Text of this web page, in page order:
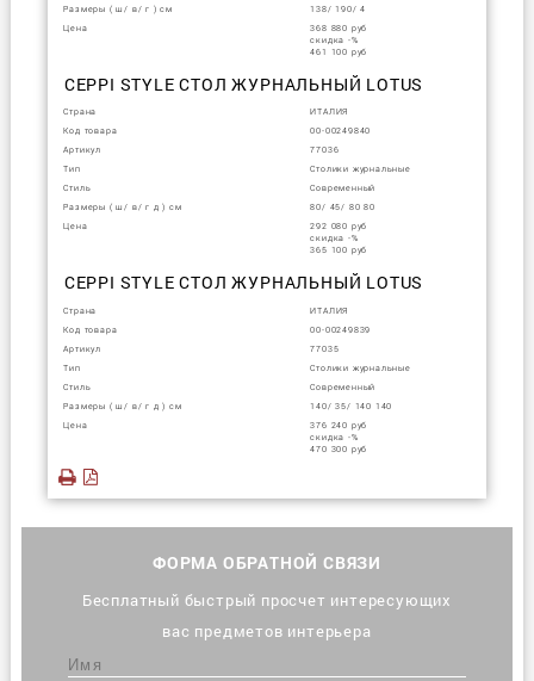
Размеры ( ш/ в/ г ) см
138/ 190/ 4
Цена
368 880 руб
скидка -%
461 100 руб
CEPPI STYLE СТОЛ ЖУРНАЛЬНЫЙ LOTUS
Страна
ИТАЛИЯ
Код товара
00-00249840
Артикул
77036
Тип
Столики журнальные
Стиль
Современный
Размеры ( ш/ в/ г д ) см
80/ 45/ 80 80
Цена
292 080 руб
скидка -%
365 100 руб
CEPPI STYLE СТОЛ ЖУРНАЛЬНЫЙ LOTUS
Страна
ИТАЛИЯ
Код товара
00-00249839
Артикул
77035
Тип
Столики журнальные
Стиль
Современный
Размеры ( ш/ в/ г д ) см
140/ 35/ 140 140
Цена
376 240 руб
скидка -%
470 300 руб
ФОРМА ОБРАТНОЙ СВЯЗИ
Бесплатный быстрый просчет интересующих
вас предметов интерьера